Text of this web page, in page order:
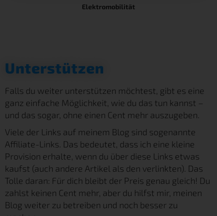
Elektromobilität
Unterstützen
Falls du weiter unterstützen möchtest, gibt es eine
ganz einfache Möglichkeit, wie du das tun kannst –
und das sogar, ohne einen Cent mehr auszugeben.
Viele der Links auf meinem Blog sind sogenannte
Affiliate-Links. Das bedeutet, dass ich eine kleine
Provision erhalte, wenn du über diese Links etwas
kaufst (auch andere Artikel als den verlinkten). Das
Tolle daran: Für dich bleibt der Preis genau gleich! Du
zahlst keinen Cent mehr, aber du hilfst mir, meinen
Blog weiter zu betreiben und noch besser zu